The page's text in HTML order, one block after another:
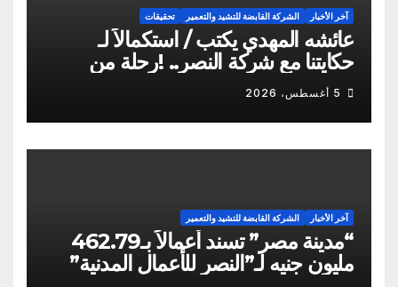
آخر الأخبار الشركة القابضة للتشيد والتعمير تحقيقات
عائشه المهدي يكتب / استكمالاً لـ
حكايتنا مع شركة النصر.. !رحلة من
الشكاوى ومزيد من التعنت المستمر.. و
لجوء للقابضة إلى صدمة الكواليس!
5 أغسطس، 2026
آخر الأخبار الشركة القابضة للتشيد والتعمير
“مدينة مصر” تسند أعمالاً بـ462.79
مليون جنيه لـ”النصر للأعمال المدنية”